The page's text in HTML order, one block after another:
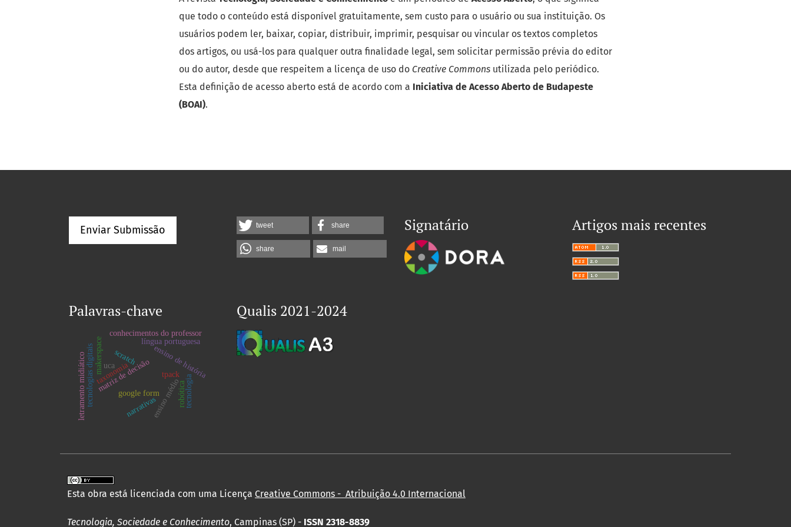
que todo o conteúdo está disponível gratuitamente, sem custo para o usuário ou sua instituição. Os
usuários podem ler, baixar, copiar, distribuir, imprimir, pesquisar ou vincular os textos completos
dos artigos, ou usá-los para qualquer outra finalidade legal, sem solicitar permissão prévia do editor
ou do autor, desde que respeitem a licença de uso do Creative Commons utilizada pelo periódico.
Esta definição de acesso aberto está de acordo com a Iniciativa de Acesso Aberto de Budapeste
(BOAI).
Enviar Submissão tweet share
share mail
Signatário Artigos mais recentes
Palavras-chave
taxonomia
matriz de decisão
tecnologias digitais ensino de história
letramento midiático
língua portuguesa
google formensino médio
conhecimentos do professor
tpack
scratch
tecnologia
makerspace
narrativas
uca
robótica
Qualis 2021-2024
Esta obra está licenciada com uma Licença Creative Commons - Atribuição 4.0 Internacional
Tecnologia, Sociedade e Conhecimento, Campinas (SP) - ISSN 2318-8839